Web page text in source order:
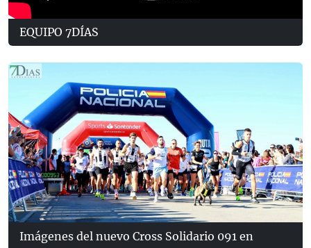
EQUIPO 7DÍAS
Imágenes del nuevo Cross Solidario 091 en